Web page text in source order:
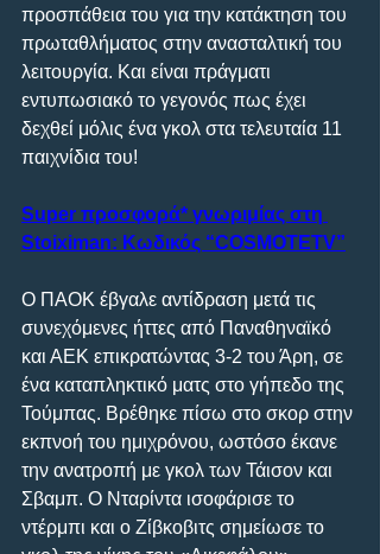
προσπάθεια του για την κατάκτηση του
πρωταθλήματος στην ανασταλτική του
λειτουργία. Και είναι πράγματι
εντυπωσιακό το γεγονός πως έχει
δεχθεί μόλις ένα γκολ στα τελευταία 11
παιχνίδια του!
Super προσφορά* γνωριμίας στη
Stoiximan: Κωδικός “COSMOTETV”
Ο ΠΑΟΚ έβγαλε αντίδραση μετά τις
συνεχόμενες ήττες από Παναθηναϊκό
και ΑΕΚ επικρατώντας 3-2 του Άρη, σε
ένα καταπληκτικό ματς στο γήπεδο της
Τούμπας. Βρέθηκε πίσω στο σκορ στην
εκπνοή του ημιχρόνου, ωστόσο έκανε
την ανατροπή με γκολ των Τάισον και
Σβαμπ. Ο Νταρίντα ισοφάρισε το
ντέρμπι και ο Ζίβκοβιτς σημείωσε το